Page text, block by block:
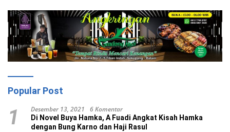
Popular Post
1 Desember 13, 2021 6 Komentar
Di Novel Buya Hamka, A Fuadi Angkat Kisah Hamka
dengan Bung Karno dan Haji Rasul